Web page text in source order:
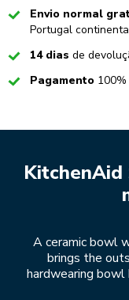
CheckedEnvio normal
Portugal
Checked
14 dias de
CheckedPagamento
KitchenAid
A ceramic bowl
brings the
hardwearing bowl